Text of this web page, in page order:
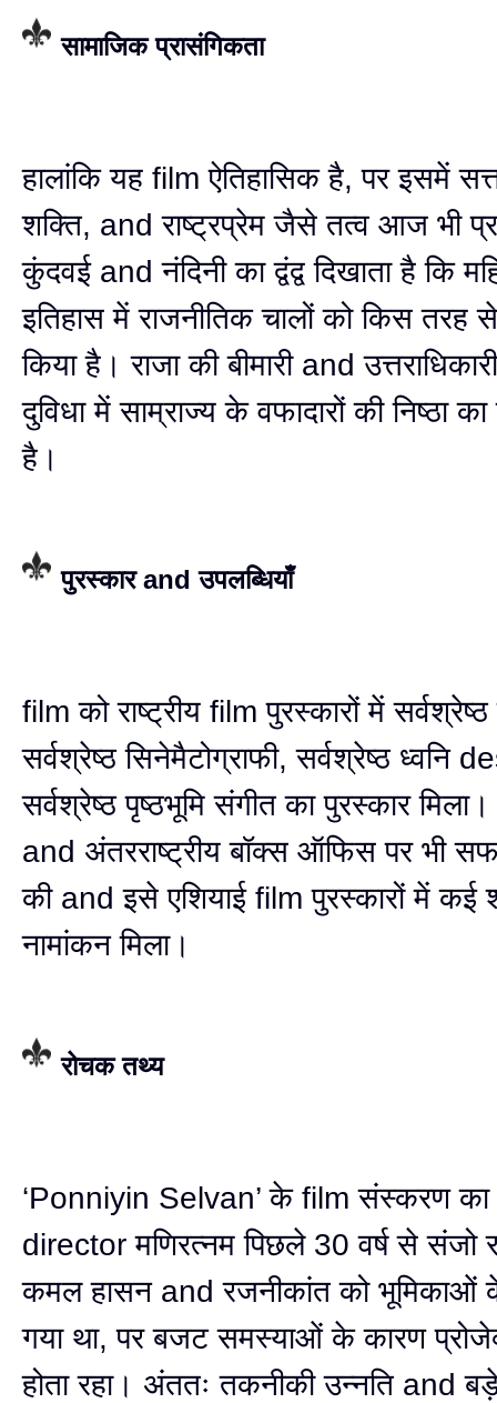
सामाजिक प्रासंगिकता
हालांकि यह film ऐतिहासिक है, पर इसमें
शक्ति, and राष्ट्रप्रेम जैसे तत्व आज भी
कुंदवई and नंदिनी का द्वंद्व दिखाता है कि
इतिहास में राजनीतिक चालों को किस तरह से
किया है। राजा की बीमारी and
दुविधा में साम्राज्य के वफादारों की निष्ठा का
है।
पुरस्कार and उपलब्धियाँ
film को राष्ट्रीय film पुरस्कारों में
सर्वश्रेष्ठ सिनेमैटोग्राफी, सर्वश्रेष्ठ ध्वनि
सर्वश्रेष्ठ पृष्ठभूमि संगीत का पुरस्कार
and अंतरराष्ट्रीय बॉक्स ऑफिस पर भी
की and इसे एशियाई film पुरस्कारों में कई
नामांकन मिला।
रोचक तथ्य
‘Ponniyin Selvan’ के film संस्करण का
director मणिरत्नम पिछले 30 वर्ष से संजो
कमल हासन and रजनीकांत को भूमिकाओं
गया था, पर बजट समस्याओं के कारण
होता रहा। अंततः तकनीकी उन्नति and